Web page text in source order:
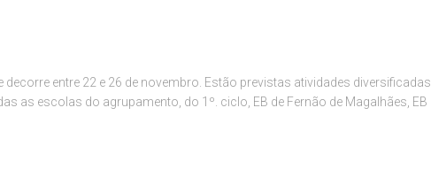
entre 22 e 26 de novembro. Estão previstas atividades diversificadas
as escolas do agrupamento, do 1º. ciclo, EB de Fernão de Magalhães, EB